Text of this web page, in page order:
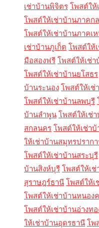
เช่าบ้านพิจิตร โพสต์ใ
โพสต์ให้เช่าบ้านภาคก
โพสต์ให้เช่าบ้านภาคเ
เช่าบ้านภูเก็ต โพสต์ให้
มือสองฟรี โพสต์ให้เช่
โพสต์ให้เช่าบ้านยโสธร
บ้านระนอง โพสต์ให้เช่
โพสต์ให้เช่าบ้านลพบุรี
บ้านลำพูน โพสต์ให้เช่
สกลนคร โพสต์ให้เช่าบ้
ให้เช่าบ้านสมุทรปราก
โพสต์ให้เช่าบ้านสระบุรี
บ้านสิงห์บุรี โพสต์ให้เ
สุราษฎร์ธานี โพสต์ให้เ
โพสต์ให้เช่าบ้านหนอง
โพสต์ให้เช่าบ้านอ่างทอ
ให้เช่าบ้านอุดรธานี โพ